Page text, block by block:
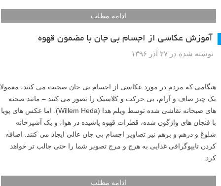
ادامه مطلب
آموزش عکاسی از اجسام بی جان با مضمون قهوه
نوشته شده در ۲۷ آذر ۱۳۹۶